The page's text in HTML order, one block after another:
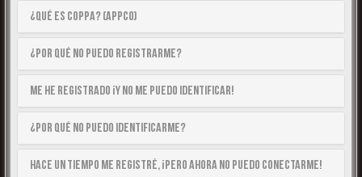
¿Qué es COPPA? (APPCO)
¿Por qué no puedo registrarme?
Me he registrado ¡y no me puedo identificar!
¿Por qué no puedo identificarme?
Hace un tiempo me registré, ¡pero ahora no puedo conectarme!